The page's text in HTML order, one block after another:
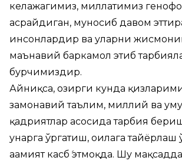
келажагимиз, миллатимиз
асрайдиган, муносиб давом
инсонлардир ва уларни
маънавий баркамол этиб
бурчимиздир.
Айниқса, ҳозирги кунда
замонавий таълим, миллий ва
қадриятлар асосида тарбия
ҳунарга ўргатиш, оилага тайёрлаш
аҳамият касб́ этмоқда. Шу